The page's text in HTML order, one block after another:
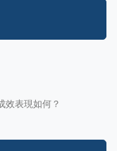
效表現如何？